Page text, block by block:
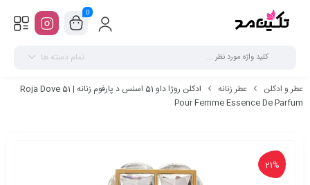
0
تمام دسته ها
عطر و ادکلن عطر زنانه
ادکلن روژا داو 51 اسنس د پارفوم زنانه | Roja Dove 51
Pour Femme Essence De Parfum
21%